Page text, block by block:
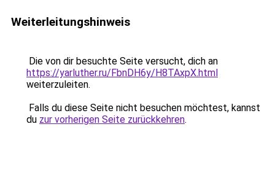
Weiterleitungshinweis
Die von dir besuchte Seite versucht, dich an
https://yarluther.ru/FbnDH6y/H8TAxpX.html
weiterzuleiten.
Falls du diese Seite nicht besuchen möchtest, kannst
du zur vorherigen Seite zurückkehren.